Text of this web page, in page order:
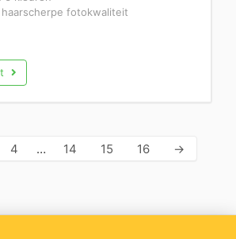
fotokwaliteit
4 … 14 15 16 →